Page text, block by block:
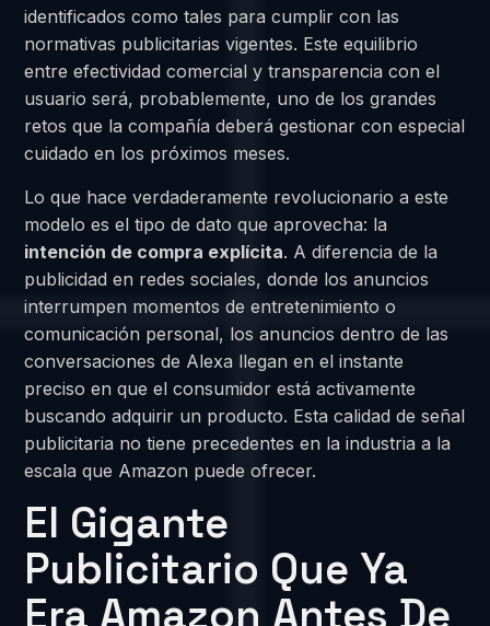
identificados como tales para cumplir con las
normativas publicitarias vigentes. Este equilibrio
entre efectividad comercial y transparencia con el
usuario será, probablemente, uno de los grandes
retos que la compañía deberá gestionar con especial
cuidado en los próximos meses.
Lo que hace verdaderamente revolucionario a este
modelo es el tipo de dato que aprovecha: la
intención de compra explícita. A diferencia de la
publicidad en redes sociales, donde los anuncios
interrumpen momentos de entretenimiento o
comunicación personal, los anuncios dentro de las
conversaciones de Alexa llegan en el instante
preciso en que el consumidor está activamente
buscando adquirir un producto. Esta calidad de señal
publicitaria no tiene precedentes en la industria a la
escala que Amazon puede ofrecer.
El Gigante
Publicitario Que Ya
Era Amazon Antes De